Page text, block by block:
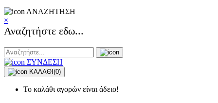
ΑΝΑΖΗΤΗΣΗ
×
Αναζητήστε εδω...
ΣΥΝΔΕΣΗ
ΚΑΛΑΘΙ (0)
Το καλάθι αγορών είναι άδειο!